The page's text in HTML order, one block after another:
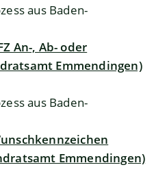
aus Baden-
An-, Ab- oder
Emmendingen)
aus Baden-
Emmendingen)